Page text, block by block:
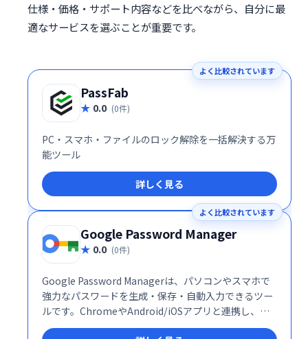
仕様・価格・サポート内容などを比べながら、自分に最
適なサービスを選ぶことが重要です。
よく比較されています
PassFab
0.0 (0件)
PC・スマホ・ファイルのロック解除を一括解決する万
能ツール
詳しく見る
よく比較されています
Google Password Manager
0.0 (0件)
Google Password Managerは、パソコンやスマホで
強力なパスワードを生成・保存・自動入力できるツー
ルです。ChromeやAndroid/iOSアプリと連携し、オ
ンラインでのセキュリティ強化をサポートします。安